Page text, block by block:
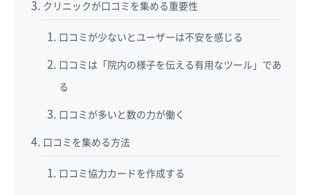
クリニックが口コミを集める重要性
口コミが少ないとユーザーは不安を感じる
口コミは「院内の様子を伝える有用なツール」であ
る
口コミが多いと数の力が働く
口コミを集める方法
口コミ協力カードを作成する